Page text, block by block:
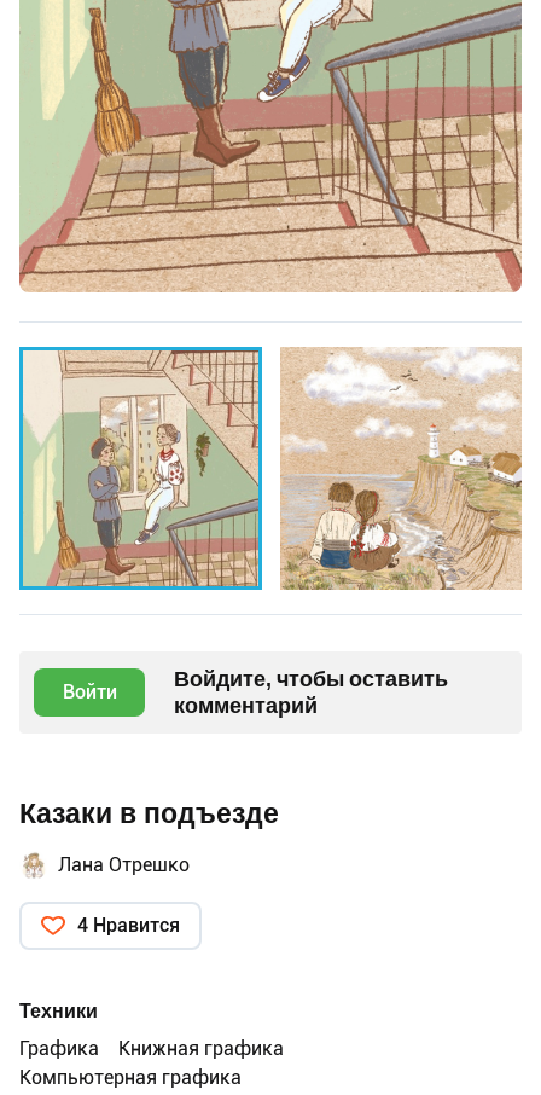
Войти
Войдите, чтобы оставить
комментарий
Казаки в подъезде
Лана Отрешко
4 Нравится
Техники
Графика
Книжная графика
Компьютерная графика